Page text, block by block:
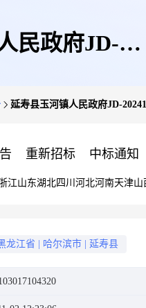
民政府JD-
延寿县玉河镇人民政府JD-
重新招标 中标通知
江山东湖北四川 河北河南天津山
龙江省 哈尔滨市 延寿县